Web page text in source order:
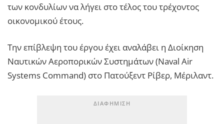
των κονδυλίων να λήγει στο τέλος του τρέχοντος
οικονομικού έτους.
Την επίβλεψη του έργου έχει αναλάβει η Διοίκηση
Ναυτικών Αεροπορικών Συστημάτων (Naval Air
Systems Command) στο Πατούξεντ Ρίβερ, Μέριλαντ.